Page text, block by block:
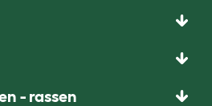
- rassen